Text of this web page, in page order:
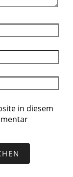
in diesem